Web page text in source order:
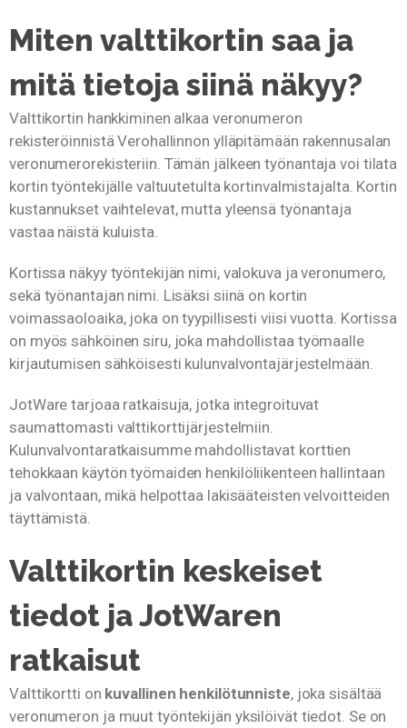
Miten valttikortin saa ja
mitä tietoja siinä näkyy?
Valttikortin hankkiminen alkaa veronumeron
rekisteröinnistä Verohallinnon ylläpitämään rakennusalan
veronumerorekisteriin. Tämän jälkeen työnantaja voi tilata
kortin työntekijälle valtuutetulta kortinvalmistajalta. Kortin
kustannukset vaihtelevat, mutta yleensä työnantaja
vastaa näistä kuluista.
Kortissa näkyy työntekijän nimi, valokuva ja veronumero,
sekä työnantajan nimi. Lisäksi siinä on kortin
voimassaoloaika, joka on tyypillisesti viisi vuotta. Kortissa
on myös sähköinen siru, joka mahdollistaa työmaalle
kirjautumisen sähköisesti kulunvalvontajärjestelmään.
JotWare tarjoaa ratkaisuja, jotka integroituvat
saumattomasti valttikorttijärjestelmiin.
Kulunvalvontaratkaisumme mahdollistavat korttien
tehokkaan käytön työmaiden henkilöliikenteen hallintaan
ja valvontaan, mikä helpottaa lakisääteisten velvoitteiden
täyttämistä.
Valttikortin keskeiset
tiedot ja JotWaren
ratkaisut
Valttikortti on kuvallinen henkilötunniste, joka sisältää
veronumeron ja muut työntekijän yksilöivät tiedot. Se on